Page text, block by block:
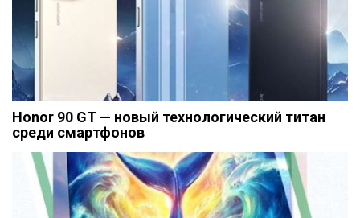
Honor 90 GT — новый технологический титан
среди смартфонов